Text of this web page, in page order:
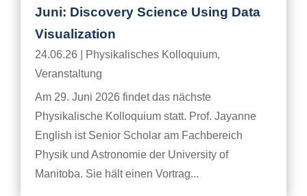
Juni: Discovery Science Using Data
Visualization
24.06.26 Physikalisches Kolloquium,
Veranstaltung
Am 29. Juni 2026 findet das nächste
Physikalische Kolloquium statt. Prof. Jayanne
English ist Senior Scholar am Fachbereich
Physik und Astronomie der University of
Manitoba. Sie hält einen Vortrag...